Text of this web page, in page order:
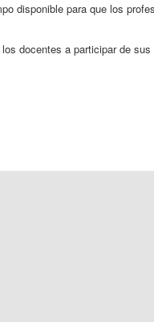
disponible para que los
docentes a participar de